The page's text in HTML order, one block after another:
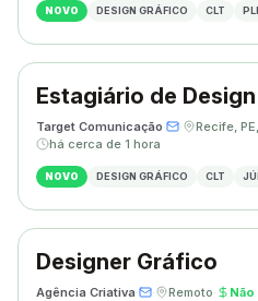
NOVO DESIGN GRÁFICO CLT
Estagiário de
Target Comunicação· · Recife,
há cerca de 1 hora
NOVO DESIGN GRÁFICO CLT
Designer Gráfico
Agência Criativa· · Remoto·